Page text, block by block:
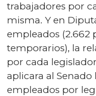
trabajadores por
misma. Y en
empleados (2.662
temporarios), la
por cada
aplicara al
empleados por